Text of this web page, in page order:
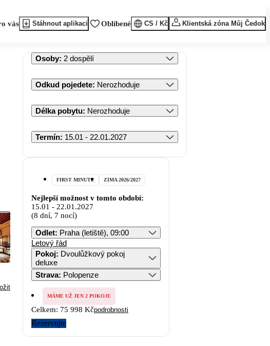
vás Stáhnout aplikaci Oblíbené CS / Kč Klientská zóna Můj Čedok
Osoby: 2 dospělí
Odkud pojedete: Nerozhoduje
Délka pobytu: Nerozhoduje
Termín: 15.01 - 22.01.2027
FIRST MINUTE ZIMA 2026/2027
Nejlepší možnost v tomto období:
15.01 - 22.01.2027
(8 dní, 7 nocí)
Odlet: Praha (letiště), 09:00
Letový řád
Pokoj: Dvoulůžkový pokoj
deluxe
Strava: Polopenze
MÁME UŽ JEN 2 POKOJE
Celkem: 75 998 Kčpodrobnosti
Rezervujte